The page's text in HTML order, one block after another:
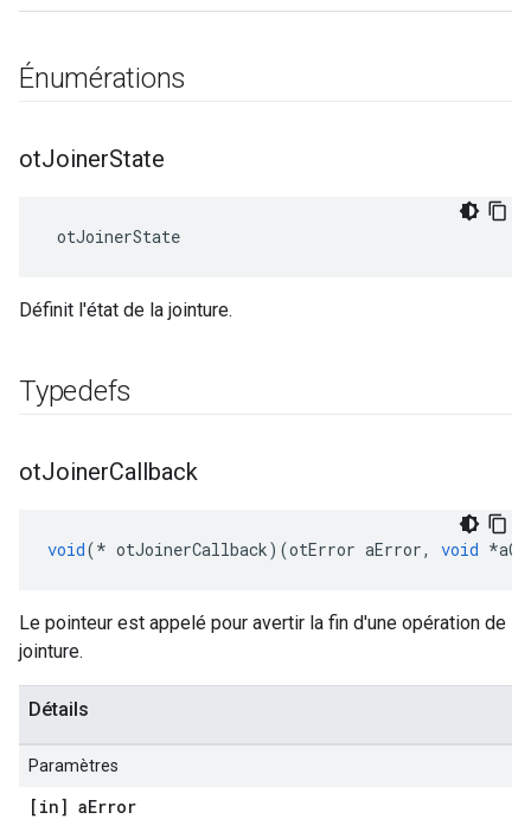
Énumérations
otJoinerState
otJoinerState
Définit l'état de la jointure.
Typedefs
otJoinerCallback
void(* otJoinerCallback)(otError aError, void *
Le pointeur est appelé pour avertir la fin d'une opération de
jointure.
Détails
Paramètres
[in] aError